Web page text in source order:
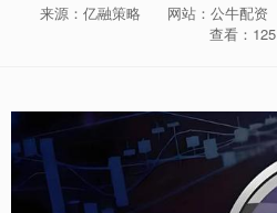
来源：亿融策略 网站：公牛配资
查看：125